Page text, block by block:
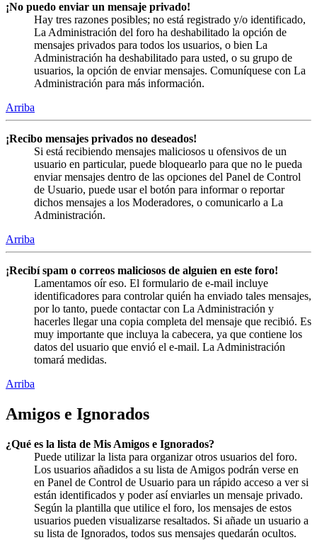
¡No puedo enviar un mensaje privado!
Hay tres razones posibles; no está registrado y/o identificado,
La Administración del foro ha deshabilitado la opción de
mensajes privados para todos los usuarios, o bien La
Administración ha deshabilitado para usted, o su grupo de
usuarios, la opción de enviar mensajes. Comuníquese con La
Administración para más información.
Arriba
¡Recibo mensajes privados no deseados!
Si está recibiendo mensajes maliciosos u ofensivos de un
usuario en particular, puede bloquearlo para que no le pueda
enviar mensajes dentro de las opciones del Panel de Control
de Usuario, puede usar el botón para informar o reportar
dichos mensajes a los Moderadores, o comunicarlo a La
Administración.
Arriba
¡Recibí spam o correos maliciosos de alguien en este foro!
Lamentamos oír eso. El formulario de e-mail incluye
identificadores para controlar quién ha enviado tales mensajes,
por lo tanto, puede contactar con La Administración y
hacerles llegar una copia completa del mensaje que recibió. Es
muy importante que incluya la cabecera, ya que contiene los
datos del usuario que envió el e-mail. La Administración
tomará medidas.
Arriba
Amigos e Ignorados
¿Qué es la lista de Mis Amigos e Ignorados?
Puede utilizar la lista para organizar otros usuarios del foro.
Los usuarios añadidos a su lista de Amigos podrán verse en
en Panel de Control de Usuario para un rápido acceso a ver si
están identificados y poder así enviarles un mensaje privado.
Según la plantilla que utilice el foro, los mensajes de estos
usuarios pueden visualizarse resaltados. Si añade un usuario a
su lista de Ignorados, todos sus mensajes quedarán ocultos.